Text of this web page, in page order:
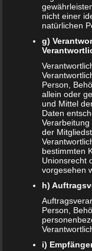
NEUE ARTIKEL
Das sind die vier
Bildschirmzeit für
Schwangerschaft
Schwangerschaft:
Babyhaut
NEUE KOMMENTARE
Frank
Kristin Rudolph
zu
zuBRIO
nicht einer
natürlichen
g)
Person,
allein oder
und Mittel
Daten
der
bestimmten
Unionsrecht
vorgesehen
h)
Person,
i)